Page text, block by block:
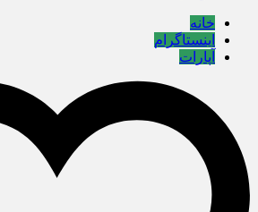
خانه
اینستاگرام
آپارات